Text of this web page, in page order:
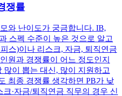
쟁률
와 난이도가 궁금합니다. IB,
스펙 수준이 높은 것으로 알고
스)이나 리스크, 자금, 퇴직연금
원과 경쟁률이 어느 정도인지
많이 뽑는 대신, 많이 지원하고
최종 경쟁률 생각하면 PB가 낮
·자금/퇴직연금 직무의 경우 신